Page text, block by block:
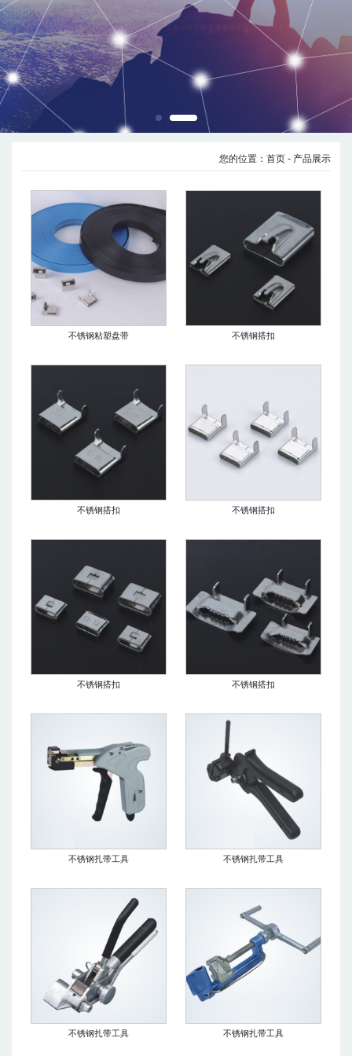
您的位置： 首页 - 产品展示
不锈钢粘塑盘带 不锈钢搭扣
不锈钢搭扣 不锈钢搭扣
不锈钢搭扣 不锈钢搭扣
不锈钢扎带工具 不锈钢扎带工具
不锈钢扎带工具 不锈钢扎带工具